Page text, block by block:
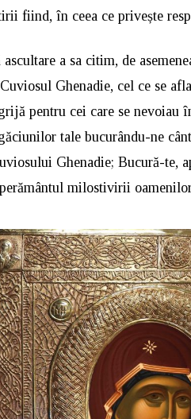
fiind, în ceea ce privește
ascultare a sa citim, de
Ghenadie, cel ce se
pentru cei care se nevoiau
tale bucurându-ne
Ghenadie; Bucură-te,
milostivirii